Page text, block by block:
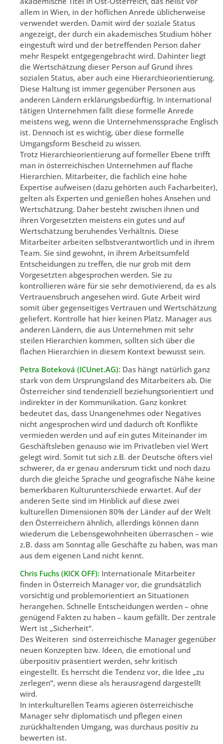
allem in Wien, in der höflichen Anrede üblicherweise
verwendet werden. Damit wird der soziale Status
angezeigt, der durch ein akademisches Studium höher
eingestuft wird und der betreffenden Person daher
mehr Respekt entgegengebracht wird. Dahinter liegt
die Wertschätzung dieser Person auf Grund ihres
sozialen Status, aber auch eine Hierarchieorientierung.
Diese Haltung ist immer gegenüber Personen aus
anderen Ländern erklärungsbedürftig. In international
tätigen Unternehmen fällt diese formelle Anrede
meistens weg, wenn die Unternehmenssprache Englisch
ist. Dennoch ist es wichtig, über diese formelle
Umgangsform Bescheid zu wissen.
Trotz Hierarchieorientierung auf formeller Ebene trifft
man in österreichischen Unternehmen auf flache
Hierarchien. Mitarbeiter, die fachlich eine hohe
Expertise aufweisen (dazu gehörten auch Facharbeiter),
gelten als Experten und genießen hohes Ansehen und
Wertschätzung. Daher besteht zwischen ihnen und
ihren Vorgesetzten meistens ein gutes und auf
Wertschätzung beruhendes Verhältnis. Diese
Mitarbeiter arbeiten selbstverantwortlich und in ihrem
Team. Sie sind gewohnt, in ihrem Arbeitsumfeld
Entscheidungen zu treffen, die nur grob mit dem
Vorgesetzten abgesprochen werden. Sie zu
kontrollieren wäre für sie sehr demotivierend, da es als
Vertrauensbruch angesehen wird. Gute Arbeit wird
somit über gegenseitiges Vertrauen und Wertschätzung
geliefert. Kontrolle hat hier keinen Platz. Manager aus
anderen Ländern, die aus Unternehmen mit sehr
steilen Hierarchien kommen, sollten sich über die
flachen Hierarchien in diesem Kontext bewusst sein.
Petra Boteková (ICUnet.AG): Das hängt natürlich ganz
stark von dem Ursprungsland des Mitarbeiters ab. Die
Österreicher sind tendenziell beziehungsorientiert und
indirekter in der Kommunikation. Ganz konkret
bedeutet das, dass Unangenehmes oder Negatives
nicht angesprochen wird und dadurch oft Konflikte
vermieden werden und auf ein gutes Miteinander im
Geschäftsleben genauso wie im Privatleben viel Wert
gelegt wird. Somit tut sich z.B. der Deutsche öfters viel
schwerer, da er genau andersrum tickt und noch dazu
durch die gleiche Sprache und geografische Nähe keine
bemerkbaren Kulturunterschiede erwartet. Auf der
anderen Seite sind im Hinblick auf diese zwei
kulturellen Dimensionen 80% der Länder auf der Welt
den Österreichern ähnlich, allerdings können dann
wiederum die Lebensgewohnheiten überraschen – wie
z.B. dass am Sonntag alle Geschäfte zu haben, was man
aus dem eigenen Land nicht kennt.
Chris Fuchs (KICK OFF): Internationale Mitarbeiter
finden in Österreich Manager vor, die grundsätzlich
vorsichtig und problemorientiert an Situationen
herangehen. Schnelle Entscheidungen werden – ohne
genügend Fakten zu haben – kaum gefällt. Der zentrale
Wert ist „Sicherheit“.
Des Weiteren sind österreichische Manager gegenüber
neuen Konzepten bzw. Ideen, die emotional und
überpositiv präsentiert werden, sehr kritisch
eingestellt. Es herrscht die Tendenz vor, die Idee „zu
zerlegen“, wenn diese als herausragend dargestellt
wird.
In interkulturellen Teams agieren österreichische
Manager sehr diplomatisch und pflegen einen
zurückhaltenden Umgang, was durchaus positiv zu
bewerten ist.